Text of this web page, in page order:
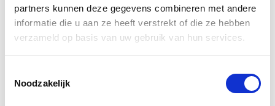
partners kunnen deze gegevens combineren met andere
informatie die u aan ze heeft verstrekt of die ze hebben
verzameld op basis van uw gebruik van hun services.
Noodzakelijk
Gerelateerde
producten
-41%